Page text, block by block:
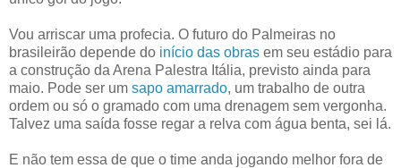
Vou arriscar uma profecia. O futuro do Palmeiras no
brasileirão depende do início das obras em seu estádio para
a construção da Arena Palestra Itália, previsto ainda para
maio. Pode ser um sapo amarrado, um trabalho de outra
ordem ou só o gramado com uma drenagem sem vergonha.
Talvez uma saída fosse regar a relva com água benta, sei lá.
E não tem essa de que o time anda jogando melhor fora de